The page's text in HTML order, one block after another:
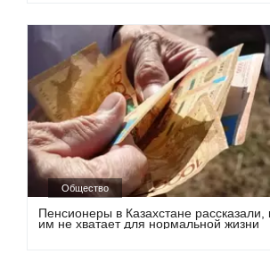
Общество
Пенсионеры в Казахстане рассказали,
им не хватает для нормальной жизни